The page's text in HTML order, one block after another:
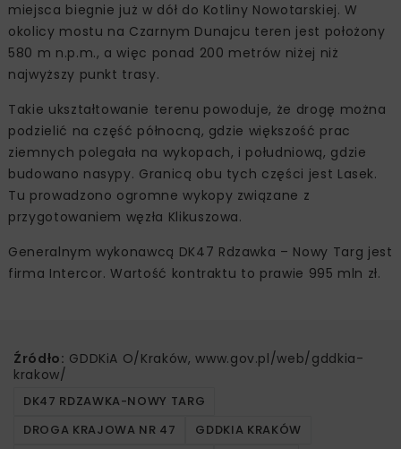
miejsca biegnie już w dół do Kotliny Nowotarskiej. W
okolicy mostu na Czarnym Dunajcu teren jest położony
580 m n.p.m., a więc ponad 200 metrów niżej niż
najwyższy punkt trasy.
Takie ukształtowanie terenu powoduje, że drogę można
podzielić na część północną, gdzie większość prac
ziemnych polegała na wykopach, i południową, gdzie
budowano nasypy. Granicą obu tych części jest Lasek.
Tu prowadzono ogromne wykopy związane z
przygotowaniem węzła Klikuszowa.
Generalnym wykonawcą DK47 Rdzawka – Nowy Targ jest
firma Intercor. Wartość kontraktu to prawie 995 mln zł.
Źródło: GDDKiA O/Kraków, www.gov.pl/web/gddkia-
krakow/
DK47 RDZAWKA-NOWY TARG
DROGA KRAJOWA NR 47
GDDKIA KRAKÓW